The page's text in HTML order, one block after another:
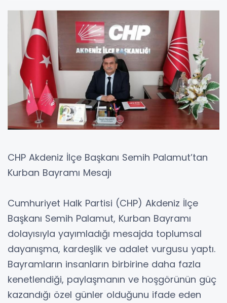
CHP Akdeniz İlçe Başkanı Semih Palamut’tan
Kurban Bayramı Mesajı
Cumhuriyet Halk Partisi (CHP) Akdeniz İlçe
Başkanı Semih Palamut, Kurban Bayramı
dolayısıyla yayımladığı mesajda toplumsal
dayanışma, kardeşlik ve adalet vurgusu yaptı.
Bayramların insanların birbirine daha fazla
kenetlendiği, paylaşmanın ve hoşgörünün güç
kazandığı özel günler olduğunu ifade eden